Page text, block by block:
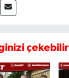
çekebilir